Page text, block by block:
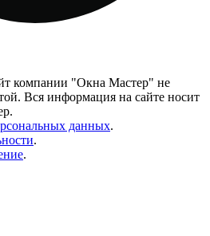
компании "Окна Мастер" не
Вся информация на сайте носит
данных.
.
.